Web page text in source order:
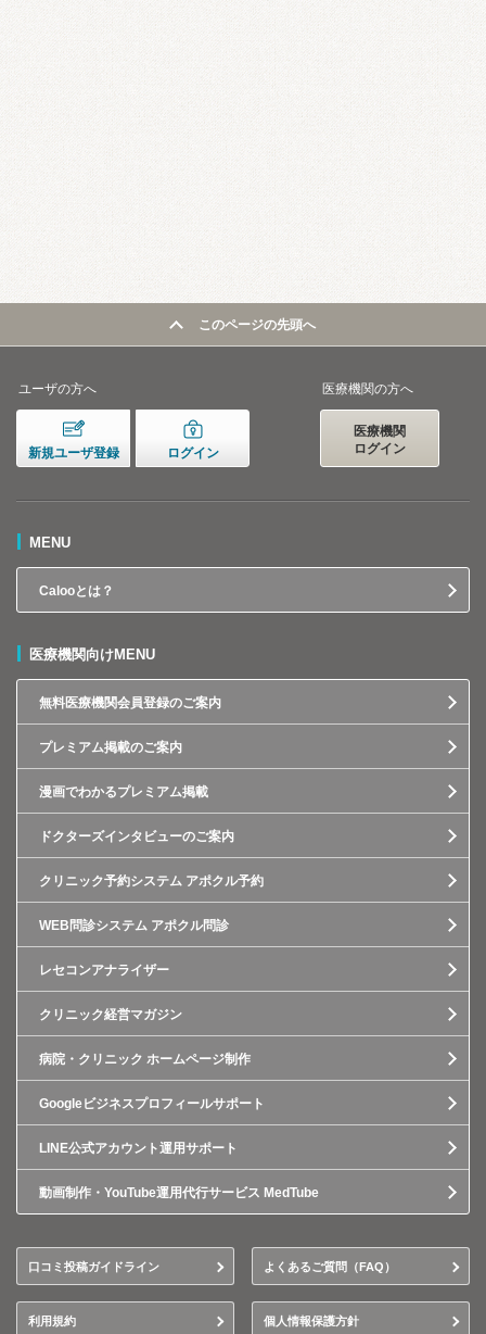
このページの先頭へ
ユーザの方へ
新規ユーザ登録 ログイン
医療機関の方へ
医療機関
ログイン
MENU
Calooとは？
医療機関向けMENU
無料医療機関会員登録のご案内
プレミアム掲載のご案内
漫画でわかるプレミアム掲載
ドクターズインタビューのご案内
クリニック予約システム アポクル予約
WEB問診システム アポクル問診
レセコンアナライザー
クリニック経営マガジン
病院・クリニック ホームページ制作
Googleビジネスプロフィールサポート
LINE公式アカウント運用サポート
動画制作・YouTube運用代行サービス MedTube
口コミ投稿ガイドライン よくあるご質問（FAQ）
利用規約 個人情報保護方針